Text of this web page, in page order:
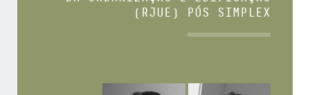
(RJUE) PÓS SIMPLEX